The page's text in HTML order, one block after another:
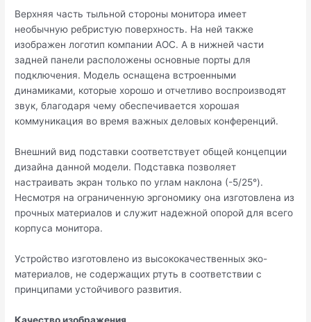
Верхняя часть тыльной стороны монитора имеет
необычную ребристую поверхность. На ней также
изображен логотип компании AOC. А в нижней части
задней панели расположены основные порты для
подключения. Модель оснащена встроенными
динамиками, которые хорошо и отчетливо воспроизводят
звук, благодаря чему обеспечивается хорошая
коммуникация во время важных деловых конференций.
Внешний вид подставки соответствует общей концепции
дизайна данной модели. Подставка позволяет
настраивать экран только по углам наклона (-5/25°).
Несмотря на ограниченную эргономику она изготовлена из
прочных материалов и служит надежной опорой для всего
корпуса монитора.
Устройство изготовлено из высококачественных эко-
материалов, не содержащих ртуть в соответствии с
принципами устойчивого развития.
Качество изображения